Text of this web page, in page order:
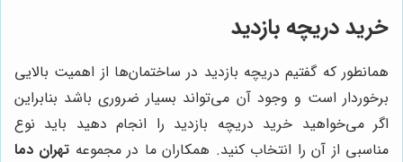
خرید دریچه بازدید
همانطور که گفتیم دریچه بازدید در ساختمان‌ها از اهمیت بالایی
برخوردار است و وجود آن می‌تواند بسیار ضروری باشد بنابراین
اگر می‌خواهید خرید دریچه بازدید را انجام دهید باید نوع
مناسبی از آن را انتخاب کنید. همکاران ما در مجموعه تهران دما